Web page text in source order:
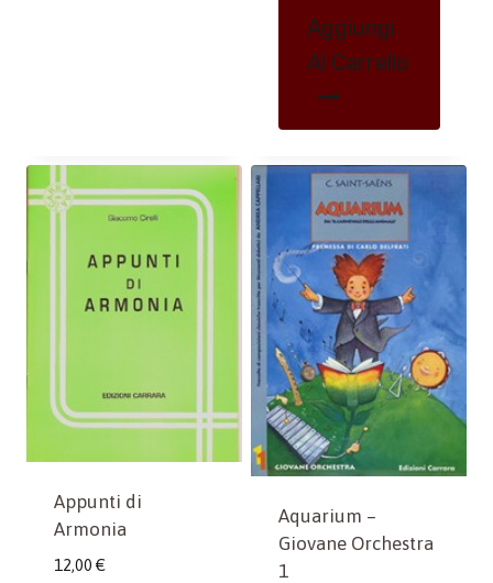
Aggiungi
Al Carrello
Appunti di
Armonia
12,00 €
Aquarium –
Giovane Orchestra
1